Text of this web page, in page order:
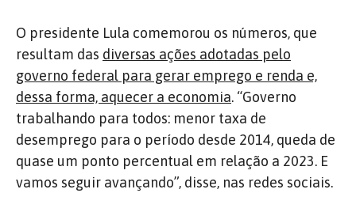
O presidente Lula comemorou os números, que
resultam das diversas ações adotadas pelo
governo federal para gerar emprego e renda e,
dessa forma, aquecer a economia. “Governo
trabalhando para todos: menor taxa de
desemprego para o período desde 2014, queda de
quase um ponto percentual em relação a 2023. E
vamos seguir avançando”, disse, nas redes sociais.